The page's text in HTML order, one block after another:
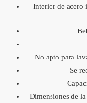
Interior de acero
No apto para
Se
Dimensiones de